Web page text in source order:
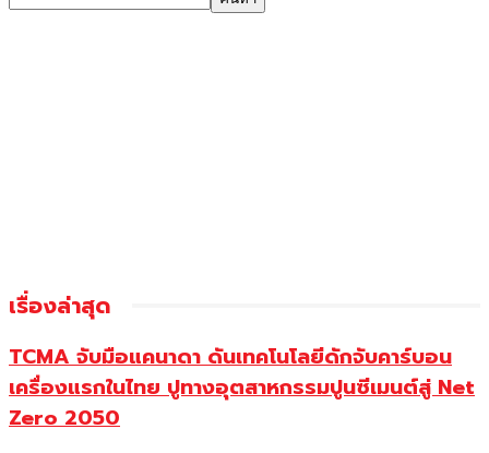
เรื่องล่าสุด
TCMA จับมือแคนาดา ดันเทคโนโลยีดักจับคาร์บอน
เครื่องแรกในไทย ปูทางอุตสาหกรรมปูนซีเมนต์สู่ Net
Zero 2050